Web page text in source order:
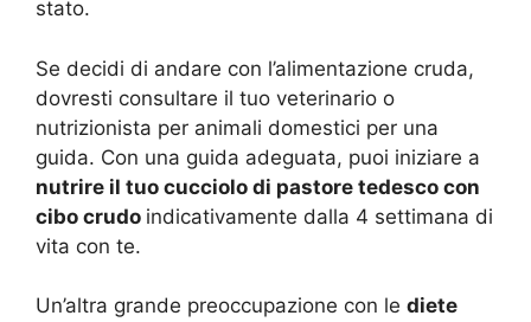
stato.
Se decidi di andare con l’alimentazione cruda,
dovresti consultare il tuo veterinario o
nutrizionista per animali domestici per una
guida. Con una guida adeguata, puoi iniziare a
nutrire il tuo cucciolo di pastore tedesco con
cibo crudo indicativamente dalla 4 settimana di
vita con te.
Un’altra grande preoccupazione con le diete